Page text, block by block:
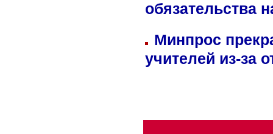
обязательства
Минпрос
учителей из-за